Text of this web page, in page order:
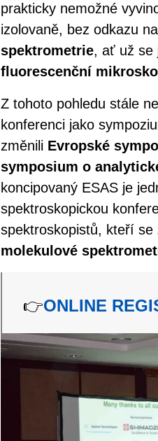
prakticky nemožné
izolovaně, bez odkazu
spektrometrie, ať už se
fluorescenční
Z tohoto pohledu stále
konferenci jako
změnili Evropské
symposium o
koncipovaný ESAS je
spektroskopickou
spektroskopistů, kteří
molekulové
👉ONLINE